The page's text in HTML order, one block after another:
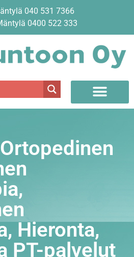
040 531 7366
0400 522 333
Hieronta,
PT-palvelut